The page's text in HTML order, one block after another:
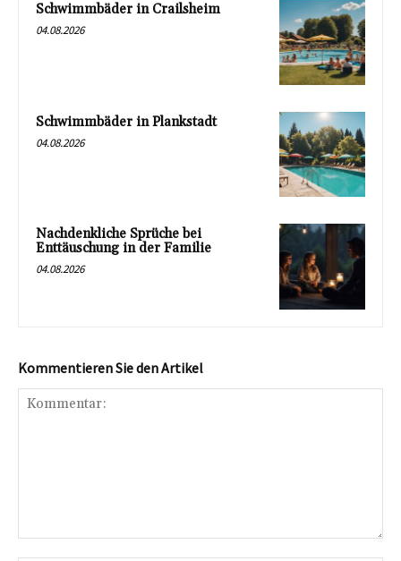
Schwimmbäder in Crailsheim
04.08.2026
Schwimmbäder in Plankstadt
04.08.2026
Nachdenkliche Sprüche bei
Enttäuschung in der Familie
04.08.2026
Kommentieren Sie den Artikel